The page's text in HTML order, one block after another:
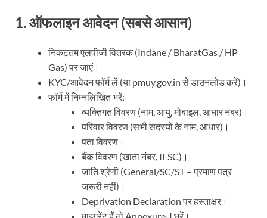
1.ऑफलाइन आवेदन (सबसे आसान)
निकटतम एलपीजी वितरक (Indane / BharatGas / HP
Gas) पर जाएं।
KYC/आवेदन फॉर्म लें (या pmuy.gov.in से डाउनलोड करें)।
फॉर्म में निम्नलिखित भरें:
व्यक्तिगत विवरण (नाम, आयु, मोबाइल, आधार नंबर)।
परिवार विवरण (सभी सदस्यों के नाम, आधार)।
पता विवरण।
बैंक विवरण (खाता नंबर, IFSC)।
जाति श्रेणी (General/SC/ST – प्रमाण पत्र
जरूरी नहीं)।
Deprivation Declaration पर हस्ताक्षर।